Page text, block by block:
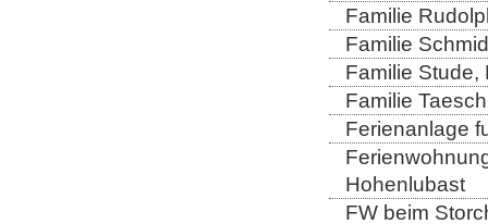
Familie
Familie
Familie Stude,
Familie
Ferienanlage
Hohenlubast
FW beim